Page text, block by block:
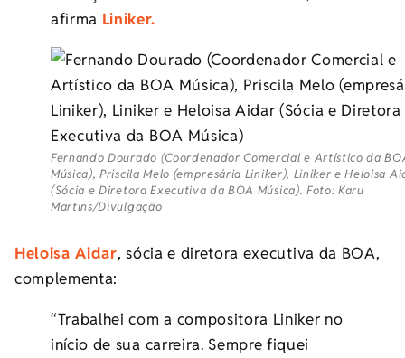
afirma Liniker.
Fernando Dourado (Coordenador Comercial e Artístico da
Música), Priscila Melo (empresária Liniker), Liniker e Heloisa
(Sócia e Diretora Executiva da BOA Música). Foto: Karu
Martins/Divulgação
Heloisa Aidar, sócia e diretora executiva da BOA,
complementa:
“Trabalhei com a compositora Liniker no
início de sua carreira. Sempre fiquei